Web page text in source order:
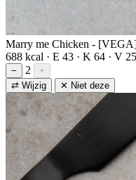
Marry me Chicken -
688 kcal · E 43 · K 64 · V 25
− 2
+
⇄ Wijzig
✕ Niet deze